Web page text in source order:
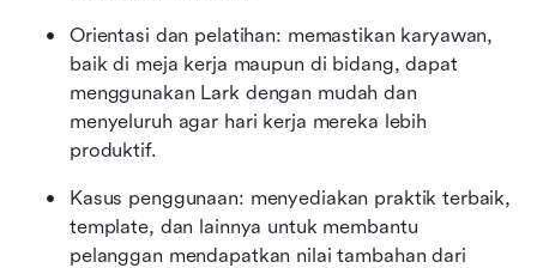
Orientasi dan pelatihan: memastikan karyawan,
baik di meja kerja maupun di bidang, dapat
menggunakan Lark dengan mudah dan
menyeluruh agar hari kerja mereka lebih
produktif.
Kasus penggunaan: menyediakan praktik terbaik,
template, dan lainnya untuk membantu
pelanggan mendapatkan nilai tambahan dari